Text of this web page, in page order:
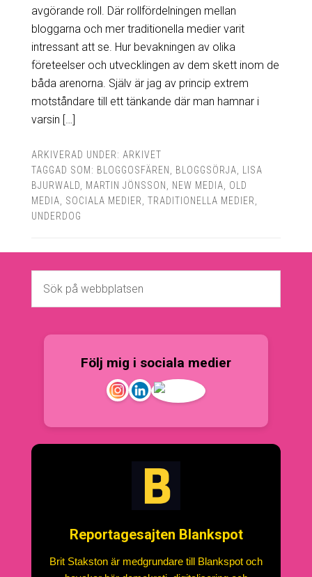
avgörande roll. Där rollfördelningen mellan
bloggarna och mer traditionella medier varit
intressant att se. Hur bevakningen av olika
företeelser och utvecklingen av dem skett inom de
båda arenorna. Själv är jag av princip extrem
motståndare till ett tänkande där man hamnar i
varsin […]
ARKIVERAD UNDER: ARKIVET
TAGGAD SOM: BLOGGOSFÄREN BLOGGSÖRJA
LISA
BJURWALD
MARTIN JÖNSSON NEW MEDIA
OLD
MEDIA
SOCIALA MEDIER TRADITIONELLA MEDIER
UNDERDOG
Följ mig i sociala medier
Reportagesajten Blankspot
Brit Stakston är medgrundare till Blankspot och